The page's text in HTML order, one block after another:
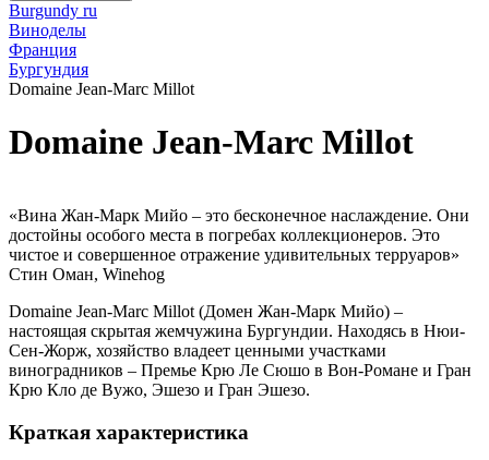
Burgundy ru
Виноделы
Франция
Бургундия
Domaine Jean-Marc Millot
Domaine Jean-Marc Millot
«Вина Жан-Марк Мийо – это бесконечное наслаждение. Они
достойны особого места в погребах коллекционеров. Это
чистое и совершенное отражение удивительных терруаров»
Стин Оман, Winehog
Domaine Jean-Marc Millot (Домен Жан-Марк Мийо) –
настоящая скрытая жемчужина Бургундии. Находясь в Нюи-
Сен-Жорж, хозяйство владеет ценными участками
виноградников – Премье Крю Ле Сюшо в Вон-Романе и Гран
Крю Кло де Вужо, Эшезо и Гран Эшезо.
Краткая характеристика